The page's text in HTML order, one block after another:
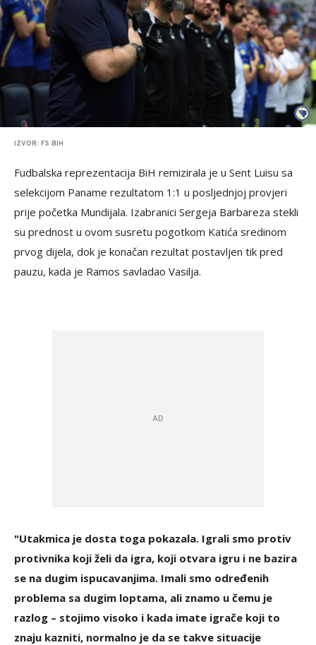
IZVOR: FS BIH
Fudbalska reprezentacija BiH remizirala je u Sent Luisu sa
selekcijom Paname rezultatom 1:1 u posljednjoj provjeri
prije početka Mundijala. Izabranici Sergeja Barbareza stekli
su prednost u ovom susretu pogotkom Katića sredinom
prvog dijela, dok je konačan rezultat postavljen tik pred
pauzu, kada je Ramos savladao Vasilja.
"Utakmica je dosta toga pokazala. Igrali smo protiv
protivnika koji želi da igra, koji otvara igru i ne bazira
se na dugim ispucavanjima. Imali smo određenih
problema sa dugim loptama, ali znamo u čemu je
razlog – stojimo visoko i kada imate igrače koji to
znaju kazniti, normalno je da se takve situacije